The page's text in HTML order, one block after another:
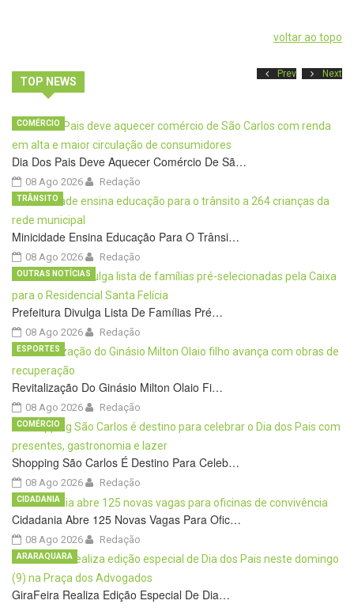
voltar ao topo
TOP NEWS
Prev Next
Dia Dos Pais Deve Aquecer Comércio De Sã…
08 Ago 2026
COMÉRCIO
Redação
Minicidade Ensina Educação Para O Trânsi…
08 Ago 2026
TRÂNSITO
Redação
Prefeitura Divulga Lista De Famílias Pré…
08 Ago 2026
OUTRAS NOTÍCIAS
Redação
Revitalização Do Ginásio Milton Olaio Fi…
08 Ago 2026
ESPORTES
Redação
Shopping São Carlos É Destino Para Celeb…
08 Ago 2026
COMÉRCIO
Redação
Cidadania Abre 125 Novas Vagas Para Ofic…
08 Ago 2026
CIDADANIA
Redação
GiraFeira Realiza Edição Especial De Dia…
ARARAQUARA